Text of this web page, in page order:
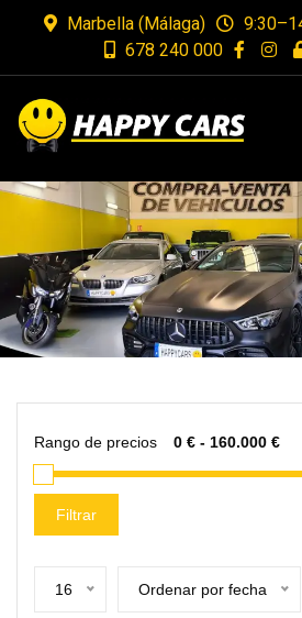
Marbella (Málaga)
678 240 000
Rango de precios
Filtrar
16 Ordenar por fecha